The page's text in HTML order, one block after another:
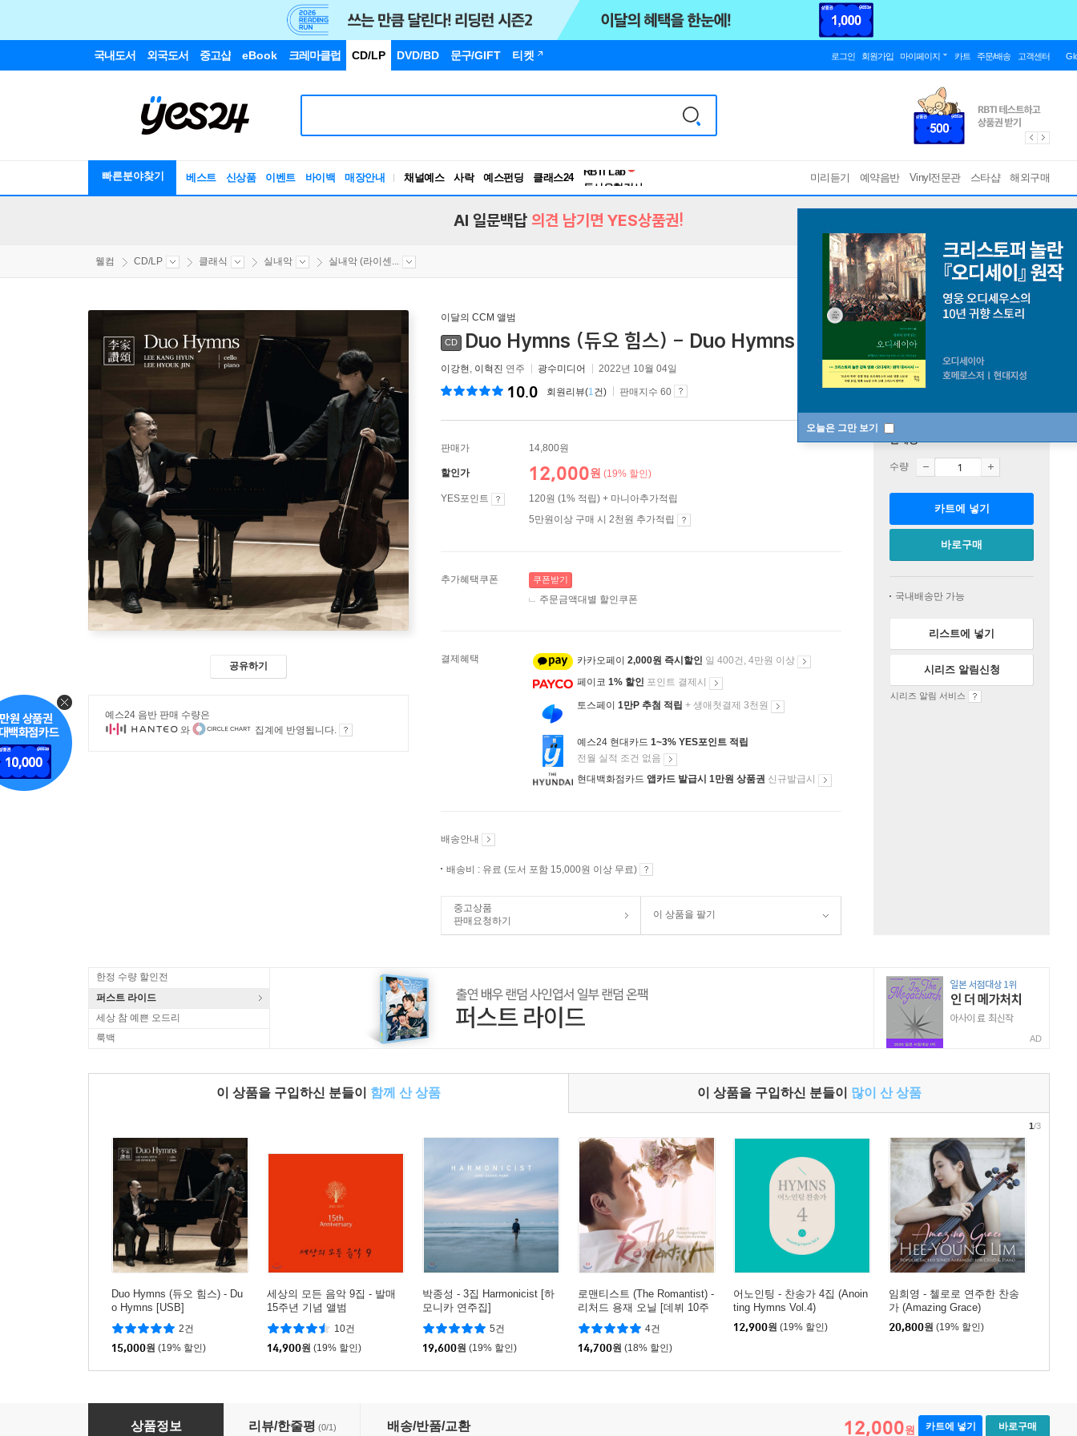
국내도서 외국도서 중고샵 eBook 크레마클럽 CD/LP DVD/BD 문구/GIFT 티켓 로그인 회원가입 마이페이지 카트 주문/배송 고객센터
빠른분야찾기 베스트 신상품 이벤트 바이백 매장안내 채널예스 사락 예스펀딩 클래스24
독서유형검사
미리듣기 예약음반 Vinyl전문관 스타샵 해외구매
오늘은 그만 보기
AI 일문백답 의견 남기면 YES상품권!
웰컴 CD/LP 클래식 실내악 실내악 (라이센...
공유하기
예스24 음반 판매 수량은
와
집계에 반영됩니다.
이달의 CCM 앨범
CD Duo Hymns (듀오 힘스) - Duo Hymns
이강현 , 이혁진 연주 광수미디어 2022년 10월 04일
10.0 회원리뷰(1건) 판매지수 60
판매가 14,800원
할인가 12,000원 (19% 할인)
YES포인트
120원 (1% 적립) + 마니아추가적립
5만원이상 구매 시 2천원 추가적립
추가혜택쿠폰 쿠폰받기
주문금액대별 할인쿠폰
결제혜택 카카오페이 2,000원 즉시할인 일 400건, 4만원 이상
페이코 1% 할인 포인트 결제시
토스페이 1만P 추첨 적립 + 생애첫결제 3천원
예스24 현대카드 1~3% YES포인트 적립
전월 실적 조건 없음
현대백화점카드 앱카드 발급시 1만원 상품권 신규발급시
배송안내
배송비 : 유료 (도서 포함 15,000원 이상 무료)
중고상품
판매요청하기
이 상품을 팔기
판매중
수량
카트에 넣기
바로구매
국내배송만 가능
리스트에 넣기
시리즈 알림신청
시리즈 알림 서비스
한정 수량 할인전
퍼스트 라이드
세상 참 예쁜 오드리
룩백
AD
이 상품을 구입하신 분들이 함께 산 상품 이 상품을 구입하신 분들이 많이 산 상품
Duo Hymns (듀오 힘스) - Du
o Hymns [USB]
2건
15,000원 (19% 할인)
세상의 모든 음악 9집 - 발매
15주년 기념 앨범
10건
14,900원 (19% 할인)
박종성 - 3집 Harmonicist [하
모니카 연주집]
5건
19,600원 (19% 할인)
로맨티스트 (The Romantist) -
리처드 용재 오닐 [데뷔 10주
년 스페셜 앨범]
4건
14,700원 (18% 할인)
어노인팅 - 찬송가 4집 (Anoin
ting Hymns Vol.4)
12,900원 (19% 할인)
임희영 - 첼로로 연주한 찬송
가 (Amazing Grace)
20,800원 (19% 할인)
1/3
Duo Hymns (듀오 힘스) - Duo Hymns
상품정보 리뷰/한줄평 (0/1) 배송/반품/교환 12,000원 카트에 넣기 바로구매